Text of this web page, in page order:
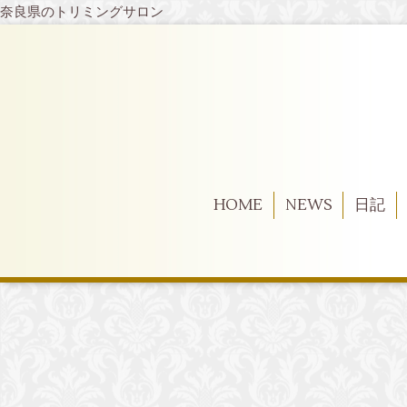
奈良県のトリミングサロン
HOME NEWS 日記